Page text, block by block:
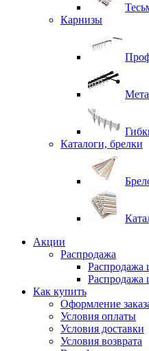
Карнизы
Каталоги, брелки
Акции
Распродажа
Распродажа
Как купить
Оформление
Условия оплаты
Условия доставки
Условия возврата